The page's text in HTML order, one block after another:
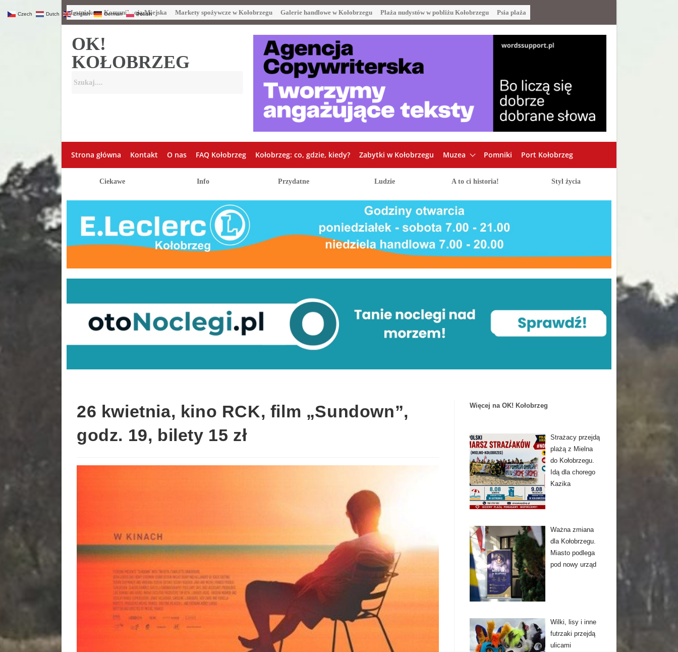
Lotnisko Komunikacja Miejska Markety spożywcze w Kołobrzegu Galerie handlowe w Kołobrzegu Plaża nudystów w pobliżu Kołobrzegu Psia plaża
OK!
KOŁOBRZEG
Strona główna Kontakt O nas FAQ Kołobrzeg Kołobrzeg: co, gdzie, kiedy? Zabytki w Kołobrzegu Muzea Pomniki Port Kołobrzeg
Ciekawe Info Przydatne Ludzie A to ci historia! Styl życia
26 kwietnia, kino RCK, film „Sundown”,
godz. 19, bilety 15 zł
Więcej na OK! Kołobrzeg
Strażacy przejdą
plażą z Mielna
do Kołobrzegu.
Idą dla chorego
Kazika
Ważna zmiana
dla Kołobrzegu.
Miasto podlega
pod nowy urząd
Wilki, lisy i inne
futrzaki przejdą
ulicami
Czech Dutch English German Polish